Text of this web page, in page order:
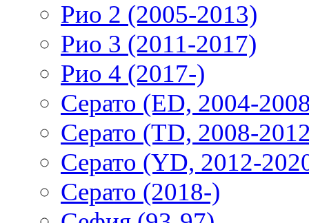
Рио 2 (2005-2013)
Рио 3 (2011-2017)
Рио 4 (2017-)
Серато (ED, 2004-
Серато (TD, 2008-
Серато (YD, 2012-
Серато (2018-)